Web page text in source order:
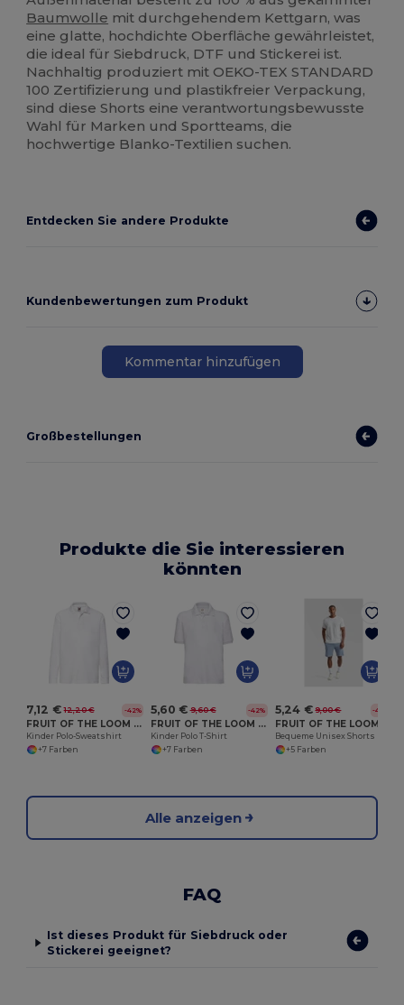
Baumwolle mit durchgehendem Kettgarn, was
eine glatte, hochdichte Oberfläche gewährleistet,
die ideal für Siebdruck, DTF und Stickerei ist.
Nachhaltig produziert mit OEKO-TEX STANDARD
100 Zertifizierung und plastikfreier Verpackung,
sind diese Shorts eine verantwortungsbewusste
Wahl für Marken und Sportteams, die
hochwertige Blanko-Textilien suchen.
Entdecken Sie andere Produkte
Kundenbewertungen zum Produkt
Kommentar hinzufügen
Großbestellungen
Produkte die Sie interessieren
könnten
7,12 € 12,20 € -42%
FRUIT OF THE LOOM SC3201
Kinder Polo-Sweatshirt
+7 Farben
5,60 € 9,60 € -42%
FRUIT OF THE LOOM SC3417
Kinder Polo T-Shirt
+7 Farben
5,24 € 9,00 € -42%
+5 Farben
Alle anzeigen
FAQ
Ist dieses Produkt für Siebdruck oder
Stickerei geeignet?